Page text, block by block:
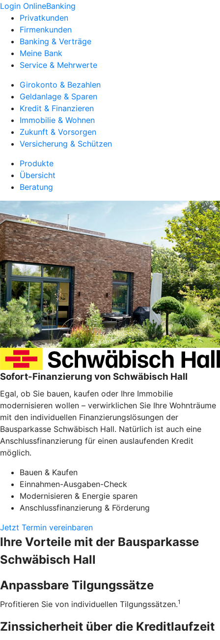
Login OnlineBanking
Privatkunden
Firmenkunden
Banking & Verträge
Meine Bank
Service & Mehrwerte
Girokonto & Bezahlen
Geldanlage & Sparen
Kredit & Finanzieren
Immobilie & Wohnen
Zukunft & Vorsorgen
Versicherung & Schützen
Produkte
Übersicht
Beratung
Sofort-Finanzierung von Schwäbisch Hall
Egal, ob Sie bauen, kaufen oder Ihre Immobilie
modernisieren wollen – verwirklichen Sie Ihre Wohnträume
mit den individuellen Finanzierungslösungen der
Bausparkasse Schwäbisch Hall. Natürlich ist auch eine
Anschlussfinanzierung für einen auslaufenden Kredit
möglich.
Bauen & Kaufen
Einnahmen-Ausgaben-Check
Modernisieren & Energie sparen
Anschlussfinanzierung & Förderung
Jetzt Termin vereinbaren
Ihre Vorteile mit der Bausparkasse
Schwäbisch Hall
Anpassbare Tilgungssätze
Profitieren Sie von individuellen Tilgungssätzen.1
Zinssicherheit über die ­Kreditlaufzeit